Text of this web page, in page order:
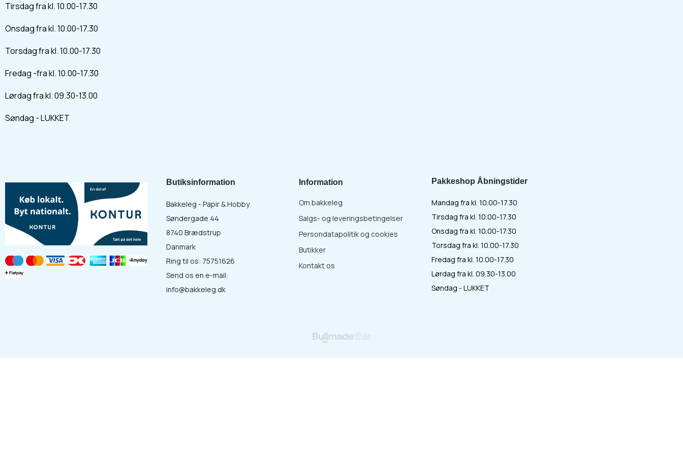
Tirsdag fra kl. 10.00-17.30
Onsdag fra kl. 10.00-17.30
Torsdag fra kl. 10.00-17.30
Fredag -fra kl. 10.00-17.30
Lørdag fra kl. 09.30-13.00
Søndag - LUKKET
Pakkeshop Åbningstider
Mandag fra kl. 10.00-17.30
Tirsdag fra kl. 10.00-17.30
Onsdag fra kl. 10.00-17.30
Torsdag fra kl. 10.00-17.30
Fredag fra kl. 10.00-17.30
Lørdag fra kl. 09.30-13.00
Søndag - LUKKET
Butiksinformation
Bakkeleg - Papir & Hobby
Søndergade 44
8740 Brædstrup
Danmark
Ring til os: 75751626
Send os en e-mail:
info@bakkeleg.dk
Information
Om bakkeleg
Salgs- og leveringsbetingelser
Persondatapolitik og cookies
Butikker
Kontakt os